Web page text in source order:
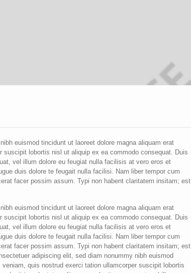
euismod tincidunt ut laoreet dolore magna aliquam erat
lobortis nisl ut aliquip ex ea commodo consequat. Duis
vel illum dolore eu feugiat nulla facilisis at vero eros et
duis dolore te feugait nulla facilisi. Nam liber tempor cum
facer possim assum. Typi non habent claritatem insitam; est
euismod tincidunt ut laoreet dolore magna aliquam erat
lobortis nisl ut aliquip ex ea commodo consequat. Duis
vel illum dolore eu feugiat nulla facilisis at vero eros et
duis dolore te feugait nulla facilisi. Nam liber tempor cum
facer possim assum. Typi non habent claritatem insitam; est
adipiscing elit, sed diam nonummy nibh euismod
quis nostrud exerci tation ullamcorper suscipit lobortis